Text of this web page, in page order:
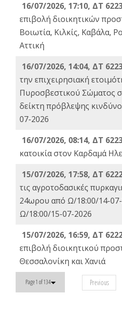
16/07/2026, 17:10, ΔΤ
επιβολή διοικητικών
Βοιωτία, Κιλκίς, Καβάλα,
Αττική
16/07/2026, 14:04, ΔΤ
την επιχειρησιακή
Πυροσβεστικού Σώματος
δείκτη πρόβλεψης
07-2026
16/07/2026, 08:14, ΔΤ
κατοικία στον Καρδαμά
15/07/2026, 17:58, ΔΤ
τις αγροτοδασικές
24ωρου από Ω/18:00/14-
Ω/18:00/15-07-2026
15/07/2026, 16:59, ΔΤ
επιβολή διοικητικού
Θεσσαλονίκη και Χανιά
Page 1 of 134 Previous